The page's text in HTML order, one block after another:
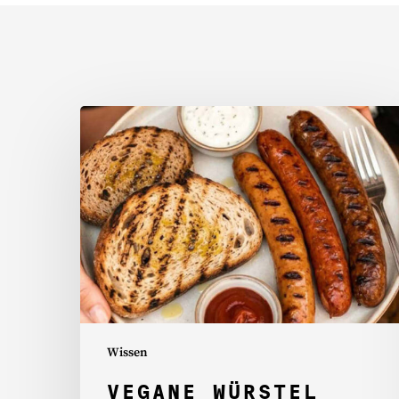
Wissen
Vegane
Würstel
richtig
grillen:
5
Profi-
Tipps
VEGANE WÜRSTEL